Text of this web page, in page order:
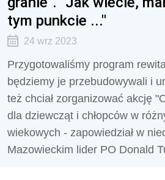
tym punkcie ..."
24 wrz 2023
Przygotowaliśmy program
będziemy je przebudowywali i
też chciał zorganizować akcję
dla dziewcząt i chłopców w
wiekowych - zapowiedział w
Mazowieckim lider PO Donald